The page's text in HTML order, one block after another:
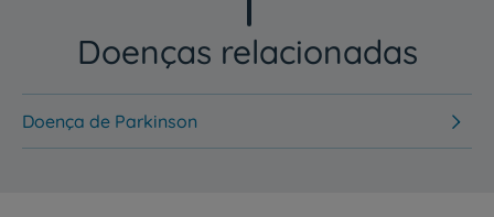
Doenças relacionadas
Doença de Parkinson